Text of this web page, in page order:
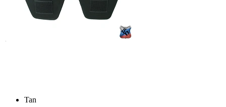
Tan